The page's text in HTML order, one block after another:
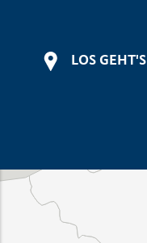
LOS GEHT'S